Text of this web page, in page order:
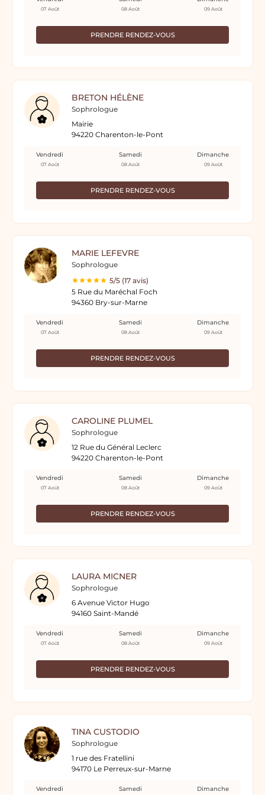
PRENDRE RENDEZ-VOUS
07 Août 08 Août 09 Août
BRETON HÉLÈNE
Sophrologue
Mairie
94220 Charenton-le-Pont
PRENDRE RENDEZ-VOUS
Vendredi
07 Août
Samedi
08 Août
Dimanche
09 Août
MARIE LEFEVRE
Sophrologue
5/5 (17 avis)
5 Rue du Maréchal Foch
94360 Bry-sur-Marne
PRENDRE RENDEZ-VOUS
Vendredi
07 Août
Samedi
08 Août
Dimanche
09 Août
CAROLINE PLUMEL
Sophrologue
12 Rue du Général Leclerc
94220 Charenton-le-Pont
PRENDRE RENDEZ-VOUS
Vendredi
07 Août
Samedi
08 Août
Dimanche
09 Août
LAURA MICNER
Sophrologue
6 Avenue Victor Hugo
94160 Saint-Mandé
PRENDRE RENDEZ-VOUS
Vendredi
07 Août
Samedi
08 Août
Dimanche
09 Août
TINA CUSTODIO
Sophrologue
1 rue des Fratellini
94170 Le Perreux-sur-Marne
Vendredi Samedi Dimanche